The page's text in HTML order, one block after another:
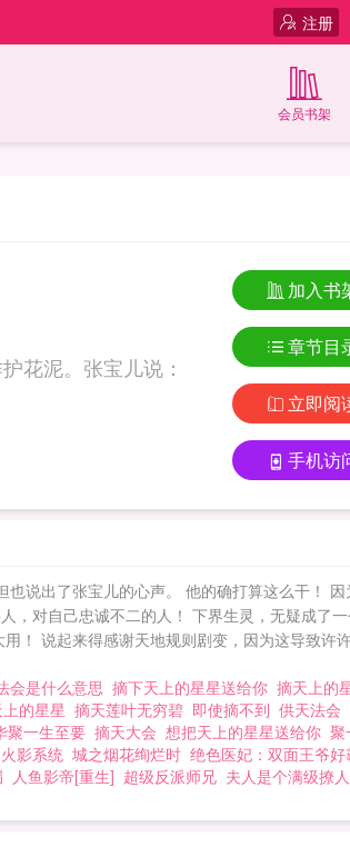
注册
会员书架
花泥。张宝儿说：
加入书
章节目
立即阅
手机访
说出了张宝儿的心声。 他的确打算这么干！ 因
，对自己忠诚不二的人！ 下界生灵，无疑成了
！ 说起来得感谢天地规则剧变，因为这导致许
会是什么意思 摘下天上的星星送给你 摘天上的
的星星 摘天莲叶无穷碧 即使摘不到 供天法会
聚一生至要 摘天大会 想把天上的星星送给你 聚
影系统 城之烟花绚烂时 绝色医妃：双面王爷好
人鱼影帝[重生] 超级反派师兄 夫人是个满级撩